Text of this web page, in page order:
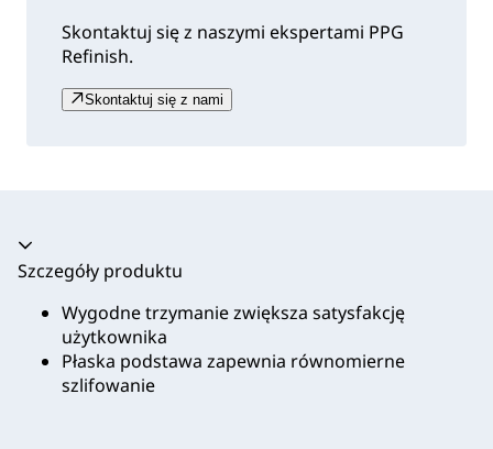
Skontaktuj się z naszymi ekspertami PPG
Refinish.
Skontaktuj się z nami
Akordeon zwinięty
Szczegóły produktu
Wygodne trzymanie zwiększa satysfakcję
użytkownika
Płaska podstawa zapewnia równomierne
szlifowanie